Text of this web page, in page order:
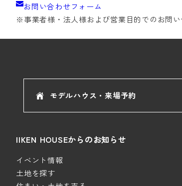
お問い合わせフォーム
※事業者様・法人様および営業目的でのお問
モデルハウス・来場予約
IIKEN HOUSEからのお知らせ
イベント情報
土地を探す